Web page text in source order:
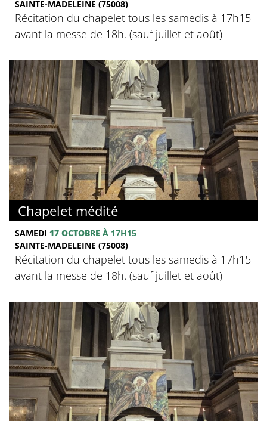
SAINTE-MADELEINE (75008)
Récitation du chapelet tous les samedis à 17h15
avant la messe de 18h. (sauf juillet et août)
Chapelet médité
SAMEDI 17 OCTOBRE À 17H15
SAINTE-MADELEINE (75008)
Récitation du chapelet tous les samedis à 17h15
avant la messe de 18h. (sauf juillet et août)